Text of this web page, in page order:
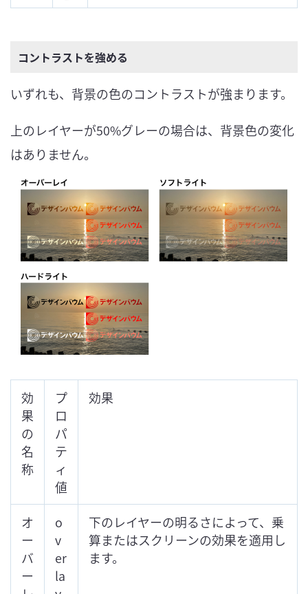
コントラストを強める
いずれも、背景の色のコントラストが強まります。
上のレイヤーが50%グレーの場合は、背景色の変化
はありません。
効
果
の
名
称
プ
ロ
パ
テ
ィ
値
効果
オ
ー
バ
ー
o
v
er
la
下のレイヤーの明るさによって、乗
算またはスクリーンの効果を適用し
ます。